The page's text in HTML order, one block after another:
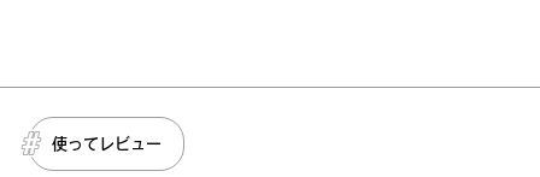
使ってレビュー